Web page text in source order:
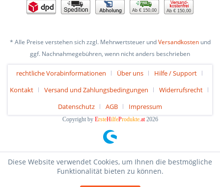
Ab € 150,00 Ab € 150,00
* Alle Preise verstehen sich zzgl. Mehrwertsteuer undVersandkostenund
ggf. Nachnahmegebühren, wenn nicht anders beschrieben
rechtliche Vorabinformationen Über uns
Hilfe / Support
Kontakt
Versand und Zahlungsbedingungen
Widerrufsrecht
Datenschutz
AGB Impressum
Copyright by ErsteHilfeProdukte.at2026
Diese Website verwendet Cookies, um Ihnen die bestmögliche
Funktionalität bieten zu können.